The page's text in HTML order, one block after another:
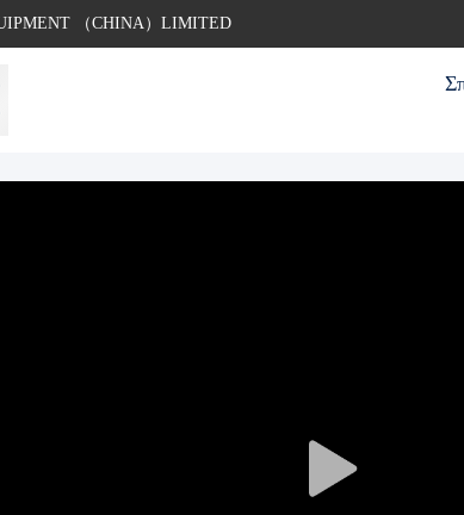
（CHINA）LIMITED
Play